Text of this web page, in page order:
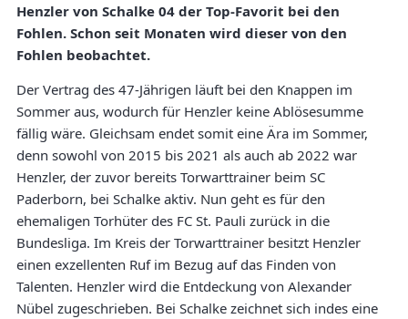
Henzler von Schalke 04 der Top-Favorit bei den
Fohlen. Schon seit Monaten wird dieser von den
Fohlen beobachtet.
Der Vertrag des 47-Jährigen läuft bei den Knappen im
Sommer aus, wodurch für Henzler keine Ablösesumme
fällig wäre. Gleichsam endet somit eine Ära im Sommer,
denn sowohl von 2015 bis 2021 als auch ab 2022 war
Henzler, der zuvor bereits Torwarttrainer beim SC
Paderborn, bei Schalke aktiv. Nun geht es für den
ehemaligen Torhüter des FC St. Pauli zurück in die
Bundesliga. Im Kreis der Torwarttrainer besitzt Henzler
einen exzellenten Ruf im Bezug auf das Finden von
Talenten. Henzler wird die Entdeckung von Alexander
Nübel zugeschrieben. Bei Schalke zeichnet sich indes eine